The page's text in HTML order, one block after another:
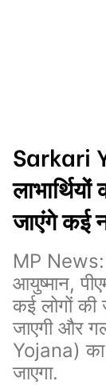
Sarkari
जाएंगे कई
MP News:
आयुष्मान,
कई लोगों की
जाएगी और
Yojana) का
जाएगा.